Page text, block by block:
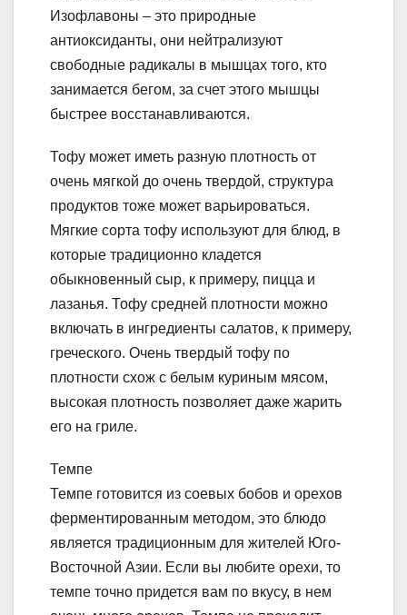
Изофлавоны – это природные
антиоксиданты, они нейтрализуют
свободные радикалы в мышцах того, кто
занимается бегом, за счет этого мышцы
быстрее восстанавливаются.
Тофу может иметь разную плотность от
очень мягкой до очень твердой, структура
продуктов тоже может варьироваться.
Мягкие сорта тофу используют для блюд, в
которые традиционно кладется
обыкновенный сыр, к примеру, пицца и
лазанья. Тофу средней плотности можно
включать в ингредиенты салатов, к примеру,
греческого. Очень твердый тофу по
плотности схож с белым куриным мясом,
высокая плотность позволяет даже жарить
его на гриле.
Темпе
Темпе готовится из соевых бобов и орехов
ферментированным методом, это блюдо
является традиционным для жителей Юго-
Восточной Азии. Если вы любите орехи, то
темпе точно придется вам по вкусу, в нем